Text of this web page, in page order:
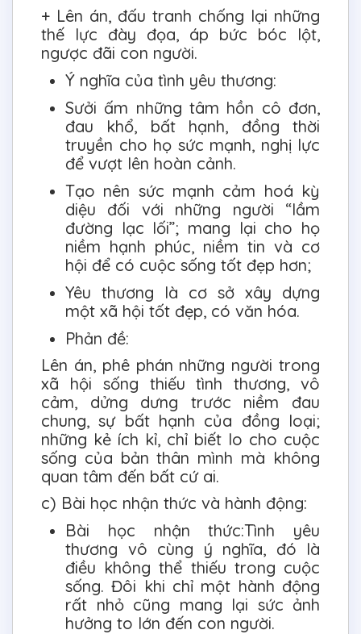
+ Lên án, đấu tranh chống lại những
thế lực đày đọa, áp bức bóc lột,
ngược đãi con người.
Ý nghĩa của tình yêu thương:
Sưởi ấm những tâm hồn cô đơn,
đau khổ, bất hạnh, đồng thời
truyền cho họ sức mạnh, nghị lực
để vượt lên hoàn cảnh.
Tạo nên sức mạnh cảm hoá kỳ
diệu đối với những người “lầm
đường lạc lối”; mang lại cho họ
niềm hạnh phúc, niềm tin và cơ
hội để có cuộc sống tốt đẹp hơn;
Yêu thương là cơ sở xây dựng
một xã hội tốt đẹp, có văn hóa.
Phản đề:
Lên án, phê phán những người trong
xã hội sống thiếu tình thương, vô
cảm, dửng dưng trước niềm đau
chung, sự bất hạnh của đồng loại;
những kẻ ích kỉ, chỉ biết lo cho cuộc
sống của bản thân mình mà không
quan tâm đến bất cứ ai.
c) Bài học nhận thức và hành động:
Bài học nhận thức:Tình yêu
thương vô cùng ý nghĩa, đó là
điều không thể thiếu trong cuộc
sống. Đôi khi chỉ một hành động
rất nhỏ cũng mang lại sức ảnh
hưởng to lớn đến con người.